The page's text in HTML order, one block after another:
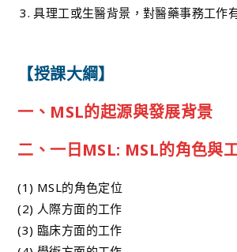
具理工或生醫背景，對醫藥事務工作
【授課大綱】
一、MSL的起源與發展背景
二、一日MSL: MSL的角色與
(1) MSL的角色定位
(2) 人際方面的工作
(3) 臨床方面的工作